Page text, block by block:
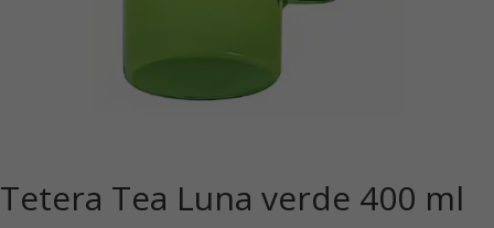
Tetera Tea Luna verde 400 ml